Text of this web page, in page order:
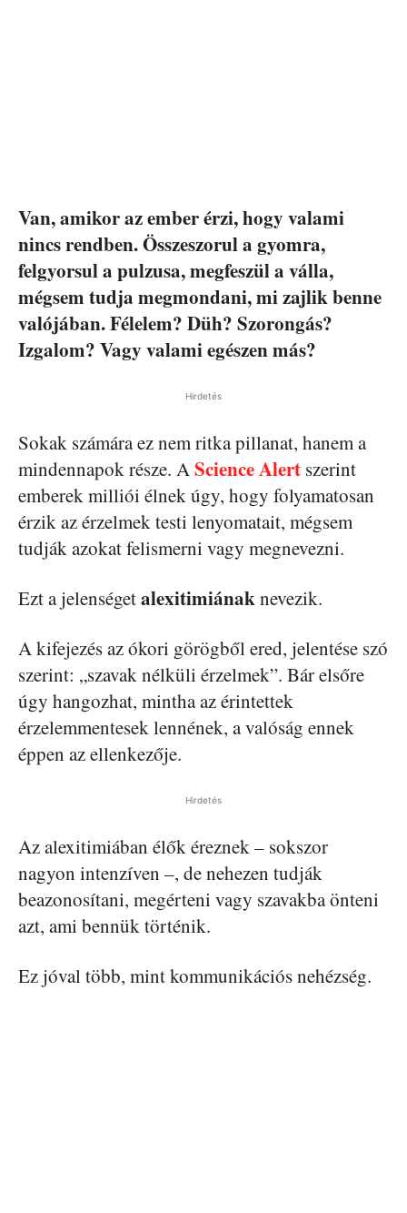
Van, amikor az ember érzi, hogy valami
nincs rendben. Összeszorul a gyomra,
felgyorsul a pulzusa, megfeszül a válla,
mégsem tudja megmondani, mi zajlik benne
valójában. Félelem? Düh? Szorongás?
Izgalom? Vagy valami egészen más?
Hirdetés
Sokak számára ez nem ritka pillanat, hanem a
mindennapok része. AScience Alert szerint
emberek milliói élnek úgy, hogy folyamatosan
érzik az érzelmek testi lenyomatait, mégsem
tudják azokat felismerni vagy megnevezni.
Ezt a jelenségetalexitimiánaknevezik.
A kifejezés az ókori görögből ered, jelentése szó
szerint: „szavak nélküli érzelmek”. Bár elsőre
úgy hangozhat, mintha az érintettek
érzelemmentesek lennének, a valóság ennek
éppen az ellenkezője.
Hirdetés
Az alexitimiában élők éreznek – sokszor
nagyon intenzíven –, de nehezen tudják
beazonosítani, megérteni vagy szavakba önteni
azt, ami bennük történik.
Ez jóval több, mint kommunikációs nehézség.